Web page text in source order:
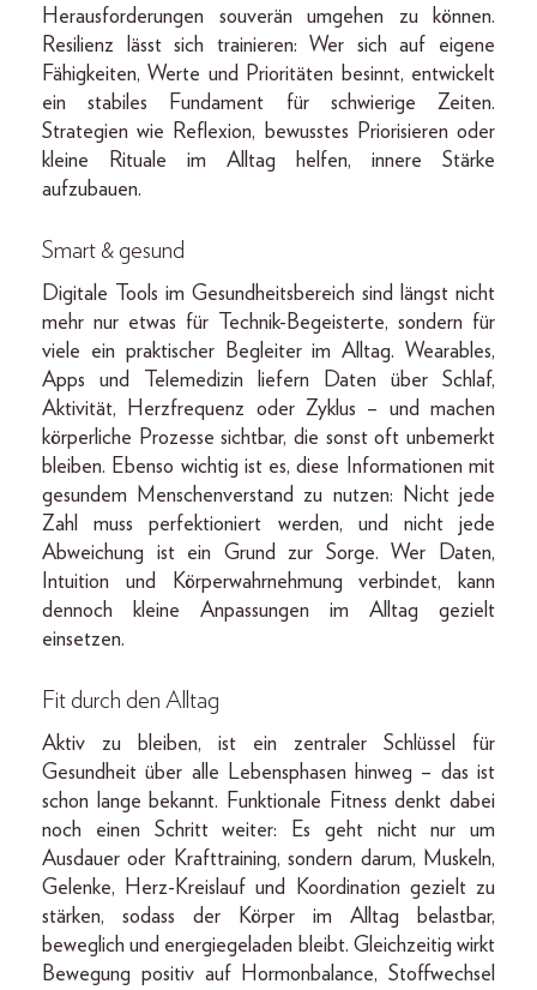
Herausforderungen souverän umgehen zu können.
Resilienz lässt sich trainieren: Wer sich auf eigene
Fähigkeiten, Werte und Prioritäten besinnt, entwickelt
ein stabiles Fundament für schwierige Zeiten.
Strategien wie Reflexion, bewusstes Priorisieren oder
kleine Rituale im Alltag helfen, innere Stärke
aufzubauen.
Smart & gesund
Digitale Tools im Gesundheitsbereich sind längst nicht
mehr nur etwas für Technik-Begeisterte, sondern für
viele ein praktischer Begleiter im Alltag. Wearables,
Apps und Telemedizin liefern Daten über Schlaf,
Aktivität, Herzfrequenz oder Zyklus – und machen
körperliche Prozesse sichtbar, die sonst oft unbemerkt
bleiben. Ebenso wichtig ist es, diese Informationen mit
gesundem Menschenverstand zu nutzen: Nicht jede
Zahl muss perfektioniert werden, und nicht jede
Abweichung ist ein Grund zur Sorge. Wer Daten,
Intuition und Körperwahrnehmung verbindet, kann
dennoch kleine Anpassungen im Alltag gezielt
einsetzen.
Fit durch den Alltag
Aktiv zu bleiben, ist ein zentraler Schlüssel für
Gesundheit über alle Lebensphasen hinweg – das ist
schon lange bekannt. Funktionale Fitness denkt dabei
noch einen Schritt weiter: Es geht nicht nur um
Ausdauer oder Krafttraining, sondern darum, Muskeln,
Gelenke, Herz-Kreislauf und Koordination gezielt zu
stärken, sodass der Körper im Alltag belastbar,
beweglich und energiegeladen bleibt. Gleichzeitig wirkt
Bewegung positiv auf Hormonbalance, Stoffwechsel